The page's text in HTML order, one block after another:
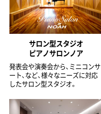
サロン型スタジオ
ピアノサロンノア
発表会や演奏会から、ミニコンサ
ート、など、様々なニーズに対応
したサロン型スタジオ。